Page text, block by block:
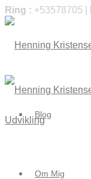
Ring : +53578705 |
Blog
Om Mig